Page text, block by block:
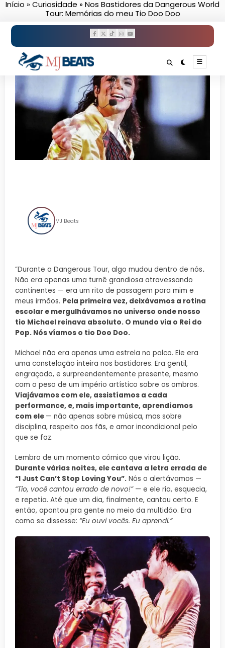
Pular
Início »Curiosidade »Nos Bastidores da Dangerous World
Tour: Memórias do meu Tio Doo Doo
Nos Bastidores da Dangerous
MJ Beats
”Durante a Dangerous Tour, algo mudou dentro de nós.
Não era apenas uma turnê grandiosa atravessando
continentes — era um rito de passagem para mim e
meus irmãos. Pela primeira vez, deixávamos a rotina
escolar e mergulhávamos no universo onde nosso
tio Michael reinava absoluto. O mundo via o Rei do
Pop. Nós víamos o tio Doo Doo.
Michael não era apenas uma estrela no palco. Ele era
uma constelação inteira nos bastidores. Era gentil,
engraçado, e surpreendentemente presente, mesmo
com o peso de um império artístico sobre os ombros.
Viajávamos com ele, assistíamos a cada
performance, e, mais importante, aprendíamos
com ele — não apenas sobre música, mas sobre
disciplina, respeito aos fãs, e amor incondicional pelo
que se faz.
Lembro de um momento cômico que virou lição.
Durante várias noites, ele cantava a letra errada de
“I Just Can’t Stop Loving You”. Nós o alertávamos —
“Tio, você cantou errado de novo!” — e ele ria, esquecia,
e repetia. Até que um dia, finalmente, cantou certo. E
então, apontou pra gente no meio da multidão. Era
como se dissesse: “Eu ouvi vocês. Eu aprendi.”